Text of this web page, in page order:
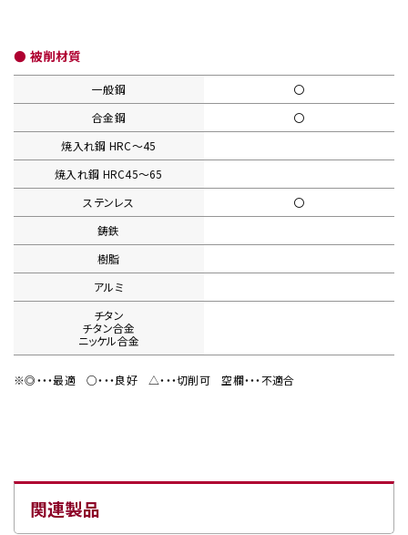
● 被削材質
一般鋼
〇
合金鋼
〇
焼入れ鋼 HRC〜45
焼入れ鋼 HRC45〜65
ステンレス
〇
鋳鉄
樹脂
アルミ
チタン
チタン合金
ニッケル合金
※◎・・・最適○・・・良好△・・・切削可 空欄・・・不適合
関連製品